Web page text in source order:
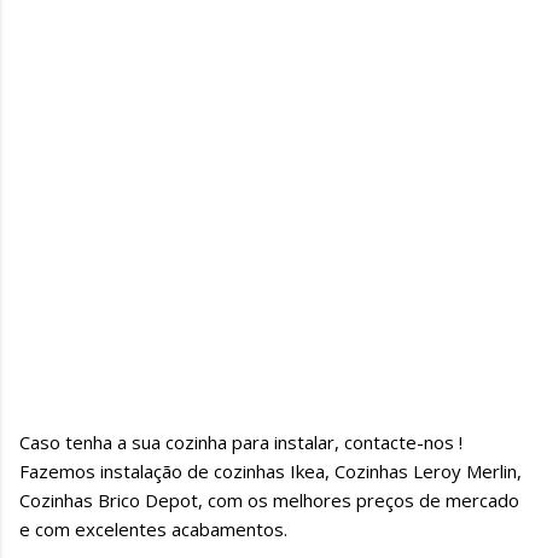
Caso tenha a sua cozinha para instalar, contacte-nos !
Fazemos instalação de cozinhas Ikea, Cozinhas Leroy Merlin,
Cozinhas Brico Depot, com os melhores preços de mercado
e com excelentes acabamentos.